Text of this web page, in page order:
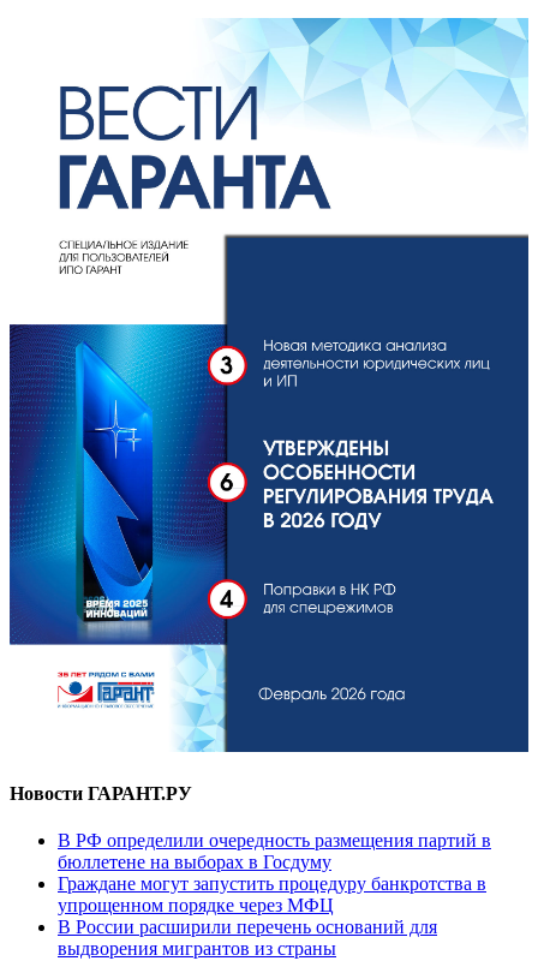
Новости ГАРАНТ.РУ
В РФ определили очередность размещения партий в
бюллетене на выборах в Госдуму
Граждане могут запустить процедуру банкротства в
упрощенном порядке через МФЦ
В России расширили перечень оснований для
выдворения мигрантов из страны